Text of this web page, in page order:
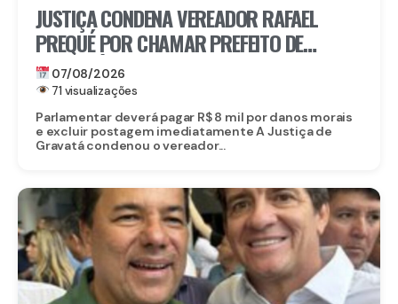
JUSTIÇA CONDENA VEREADOR RAFAEL
PREQUÉ POR CHAMAR PREFEITO DE
GRAVATÁ DE “LADRÃO” E REFORÇA:
IMUNIDADE PARLAMENTAR NÃO PROTEGE
CALÚNIA
07/08/2026
71 visualizações
Parlamentar deverá pagar R$ 8 mil por danos morais
e excluir postagem imediatamente A Justiça de
Gravatá condenou o vereador...